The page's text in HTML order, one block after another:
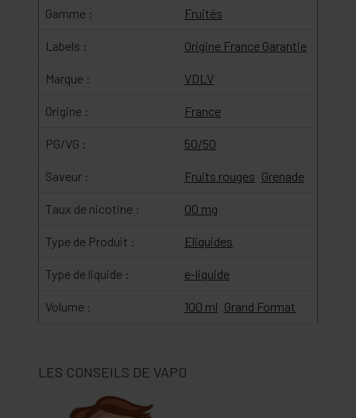
Gamme : Fruités
Labels : Origine France Garantie
Marque : VDLV
Origine : France
PG/VG : 50/50
Saveur : Fruits rouges Grenade
Taux de nicotine : 00 mg
Type de Produit : Eliquides
Type de liquide : e-liquide
Volume : 100 ml Grand Format
LES CONSEILS DE VAPO